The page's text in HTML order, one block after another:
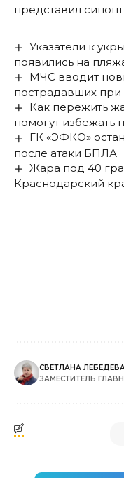
представил
Указатели к
появились на
МЧС вводит
пострадавших при
Как пережить
помогут избежать
ГК «ЭФКО»
после атаки БПЛА
Жара под 40
Краснодарский
СВЕТЛАНА
ЗАМЕСТИТЕЛЬ